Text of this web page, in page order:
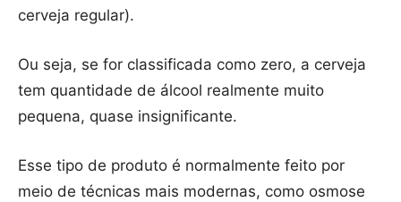
cerveja regular).
Ou seja, se for classificada como zero, a cerveja
tem quantidade de álcool realmente muito
pequena, quase insignificante.
Esse tipo de produto é normalmente feito por
meio de técnicas mais modernas, como osmose